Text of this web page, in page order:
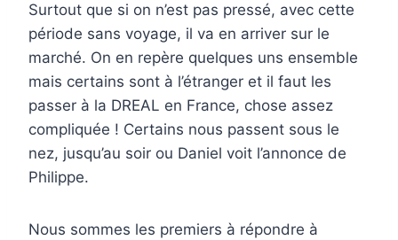
Surtout que si on n’est pas pressé, avec cette
période sans voyage, il va en arriver sur le
marché. On en repère quelques uns ensemble
mais certains sont à l’étranger et il faut les
passer à la DREAL en France, chose assez
compliquée ! Certains nous passent sous le
nez, jusqu’au soir ou Daniel voit l’annonce de
Philippe.
Nous sommes les premiers à répondre à